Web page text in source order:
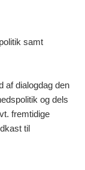
samt
af dialogdag den
og dels
fremtidige
til